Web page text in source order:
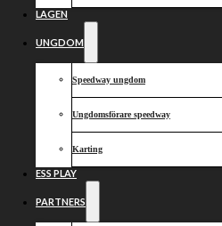
LAGEN
UNGDOM
Speedway ungdom
Ungdomsförare speedway
Karting
ESS PLAY
PARTNERS
Casper och
brons till
Sammy!